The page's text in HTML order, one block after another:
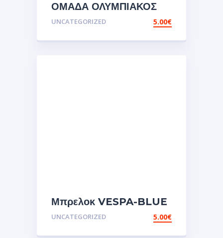
ΟΜΑΔΑ ΟΛΥΜΠΙΑΚΟΣ
ΜΠΡΕΛΟΚ ΚΕΝΤΗΜΑ
UNCATEGORIZED 5.00€
Μπρελοκ VESPA-BLUE
UNCATEGORIZED 5.00€